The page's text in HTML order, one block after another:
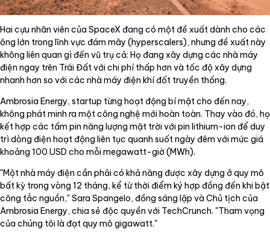
Hai cựu nhân viên của SpaceX đang có một đề xuất dành cho các
ông lớn trong lĩnh vực đám mây (hyperscalers), nhưng đề xuất này
không liên quan gì đến vũ trụ cả: Họ đang xây dựng các nhà máy
điện ngay trên Trái Đất với chi phí thấp hơn và tốc độ xây dựng
nhanh hơn so với các nhà máy điện khí đốt truyền thống.
Ambrosia Energy, startup từng hoạt động bí mật cho đến nay,
không phát minh ra một công nghệ mới hoàn toàn. Thay vào đó, họ
kết hợp các tấm pin năng lượng mặt trời với pin lithium-ion để duy
trì dòng điện hoạt động liên tục quanh suốt ngày đêm với mức giá
khoảng 100 USD cho mỗi megawatt-giờ (MWh).
"Một nhà máy điện cần phải có khả năng được xây dựng ở quy mô
bất kỳ trong vòng 12 tháng, kể từ thời điểm ký hợp đồng đến khi bật
công tắc nguồn," Sara Spangelo, đồng sáng lập và Chủ tịch của
Ambrosia Energy, chia sẻ độc quyền với TechCrunch. "Tham vọng
của chúng tôi là đạt quy mô gigawatt."